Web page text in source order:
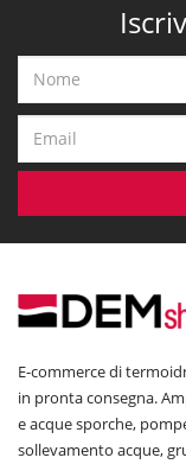
E-commerce di
in pronta consegna.
e acque sporche,
sollevamento acque,